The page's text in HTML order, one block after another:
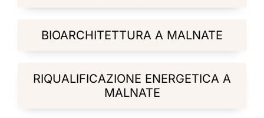
BIOARCHITETTURA A MALNATE
RIQUALIFICAZIONE ENERGETICA A
MALNATE